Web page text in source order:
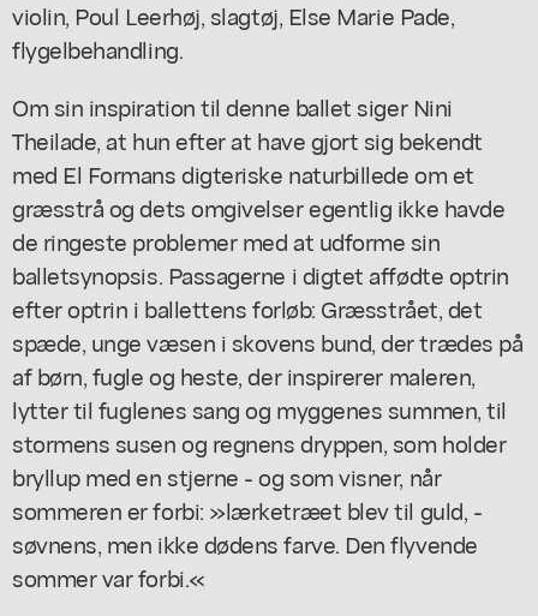
violin, Poul Leerhøj, slagtøj, Else Marie Pade,
flygelbehandling.
Om sin inspiration til denne ballet siger Nini
Theilade, at hun efter at have gjort sig bekendt
med El Formans digteriske naturbillede om et
græsstrå og dets omgivelser egentlig ikke havde
de ringeste problemer med at udforme sin
balletsynopsis. Passagerne i digtet affødte optrin
efter optrin i ballettens forløb: Græsstrået, det
spæde, unge væsen i skovens bund, der trædes på
af børn, fugle og heste, der inspirerer maleren,
lytter til fuglenes sang og myggenes summen, til
stormens susen og regnens dryppen, som holder
bryllup med en stjerne - og som visner, når
sommeren er forbi: »lærketræet blev til guld, -
søvnens, men ikke dødens farve. Den flyvende
sommer var forbi.«